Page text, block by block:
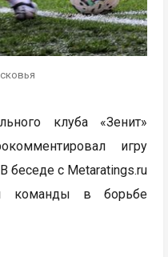
клуба «Зенит»
игру
беседе с Metaratings.ru
команды в борьбе